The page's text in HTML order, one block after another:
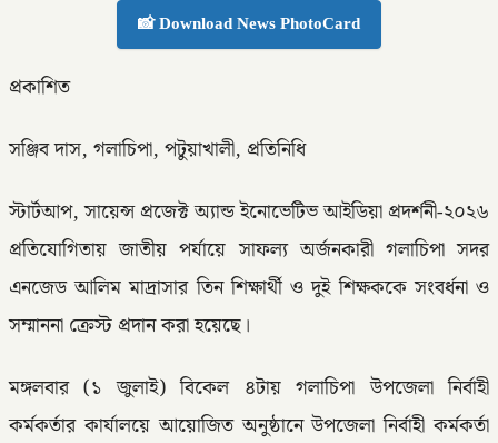
📸 Download News PhotoCard
প্রকাশিত
সঞ্জিব দাস, গলাচিপা, পটুয়াখালী, প্রতিনিধি
স্টার্টআপ, সায়েন্স প্রজেক্ট অ্যান্ড ইনোভেটিভ আইডিয়া প্রদর্শনী-২০২৬
প্রতিযোগিতায় জাতীয় পর্যায়ে সাফল্য অর্জনকারী গলাচিপা সদর
এনজেড আলিম মাদ্রাসার তিন শিক্ষার্থী ও দুই শিক্ষককে সংবর্ধনা ও
সম্মাননা ক্রেস্ট প্রদান করা হয়েছে।
মঙ্গলবার (১ জুলাই) বিকেল ৪টায় গলাচিপা উপজেলা নির্বাহী
কর্মকর্তার কার্যালয়ে আয়োজিত অনুষ্ঠানে উপজেলা নির্বাহী কর্মকর্তা